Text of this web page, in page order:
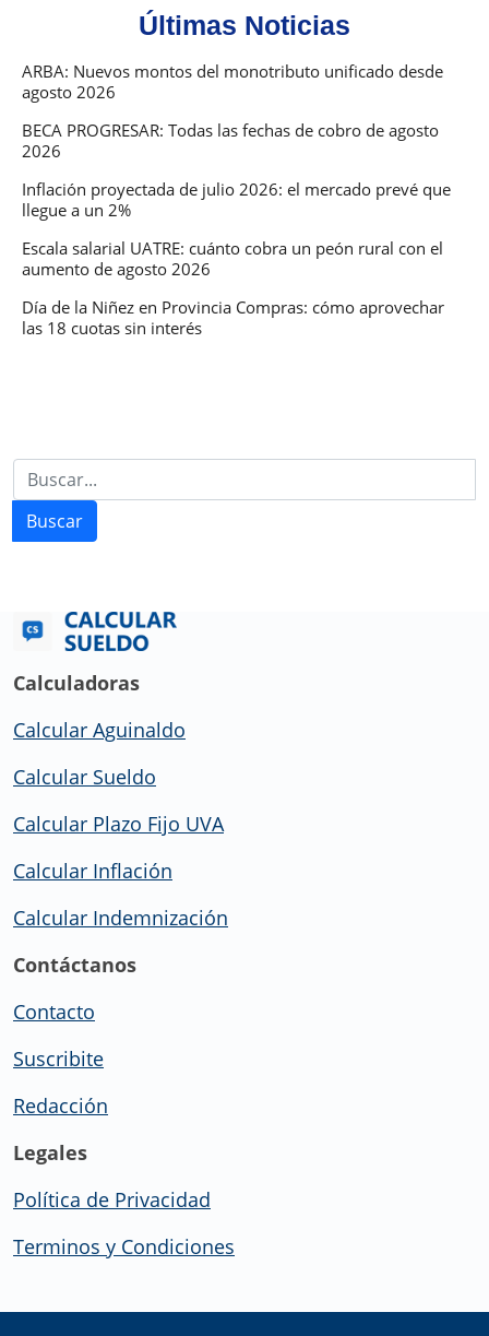
Últimas Noticias
ARBA: Nuevos montos del monotributo unificado desde
agosto 2026
BECA PROGRESAR: Todas las fechas de cobro de agosto
2026
Inflación proyectada de julio 2026: el mercado prevé que
llegue a un 2%
Escala salarial UATRE: cuánto cobra un peón rural con el
aumento de agosto 2026
Día de la Niñez en Provincia Compras: cómo aprovechar
las 18 cuotas sin interés
Buscar
Calculadoras
Calcular Aguinaldo
Calcular Sueldo
Calcular Plazo Fijo UVA
Calcular Inflación
Calcular Indemnización
Contáctanos
Contacto
Suscribite
Redacción
Legales
Política de Privacidad
Terminos y Condiciones